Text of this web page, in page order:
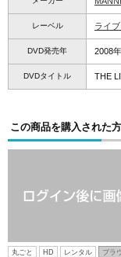
レーベル ライ
DVD発売年 2008年
DVDタイトル THE
この商品を購入された
丸ごと HD レンタル ブラ